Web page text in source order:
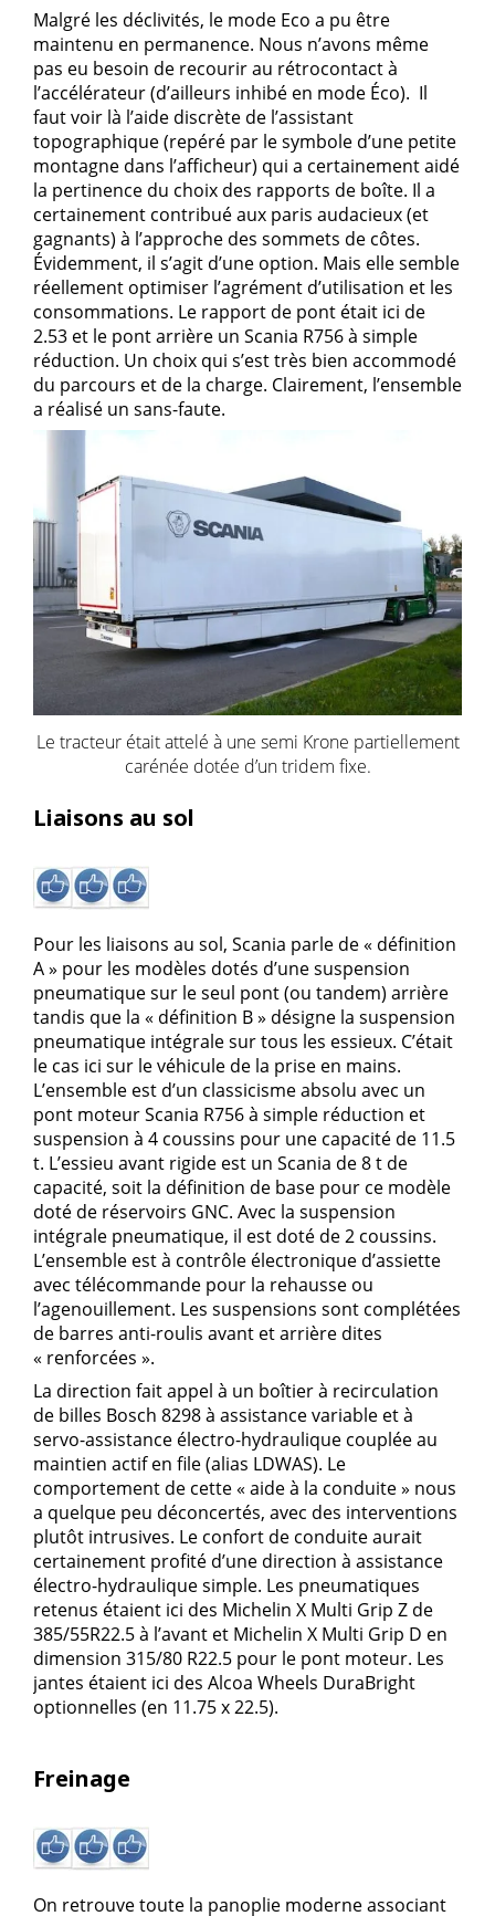
Malgré les déclivités, le mode Eco a pu être
maintenu en permanence. Nous n’avons même
pas eu besoin de recourir au rétrocontact à
l’accélérateur (d’ailleurs inhibé en mode Éco). Il
faut voir là l’aide discrète de l’assistant
topographique (repéré par le symbole d’une petite
montagne dans l’afficheur) qui a certainement aidé
la pertinence du choix des rapports de boîte. Il a
certainement contribué aux paris audacieux (et
gagnants) à l’approche des sommets de côtes.
Évidemment, il s’agit d’une option. Mais elle semble
réellement optimiser l’agrément d’utilisation et les
consommations. Le rapport de pont était ici de
2.53 et le pont arrière un Scania R756 à simple
réduction. Un choix qui s’est très bien accommodé
du parcours et de la charge. Clairement, l’ensemble
a réalisé un sans-faute.
Le tracteur était attelé à une semi Krone partiellement
carénée dotée d’un tridem fixe.
Liaisons au sol
Pour les liaisons au sol, Scania parle de « définition
A » pour les modèles dotés d’une suspension
pneumatique sur le seul pont (ou tandem) arrière
tandis que la « définition B » désigne la suspension
pneumatique intégrale sur tous les essieux. C’était
le cas ici sur le véhicule de la prise en mains.
L’ensemble est d’un classicisme absolu avec un
pont moteur Scania R756 à simple réduction et
suspension à 4 coussins pour une capacité de 11.5
t. L’essieu avant rigide est un Scania de 8 t de
capacité, soit la définition de base pour ce modèle
doté de réservoirs GNC. Avec la suspension
intégrale pneumatique, il est doté de 2 coussins.
L’ensemble est à contrôle électronique d’assiette
avec télécommande pour la rehausse ou
l’agenouillement. Les suspensions sont complétées
de barres anti-roulis avant et arrière dites
« renforcées ».
La direction fait appel à un boîtier à recirculation
de billes Bosch 8298 à assistance variable et à
servo-assistance électro-hydraulique couplée au
maintien actif en file (alias LDWAS). Le
comportement de cette « aide à la conduite » nous
a quelque peu déconcertés, avec des interventions
plutôt intrusives. Le confort de conduite aurait
certainement profité d’une direction à assistance
électro-hydraulique simple. Les pneumatiques
retenus étaient ici des Michelin X Multi Grip Z de
385/55R22.5 à l’avant et Michelin X Multi Grip D en
dimension 315/80 R22.5 pour le pont moteur. Les
jantes étaient ici des Alcoa Wheels DuraBright
optionnelles (en 11.75 x 22.5).
Freinage
On retrouve toute la panoplie moderne associant